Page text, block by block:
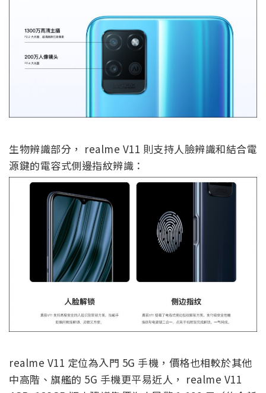
生物辨識部分， realme V11 則支持人臉辨識和結合電
源鍵的電容式側邊指紋辨識：
realme V11 定位為入門 5G 手機，價格也相較於其他
中高階、旗艦的 5G 手機更平易近人， realme V11